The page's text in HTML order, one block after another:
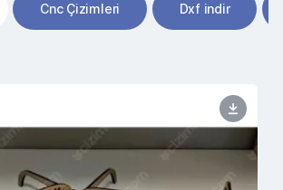
Cnc Çizimleri Dxf indir